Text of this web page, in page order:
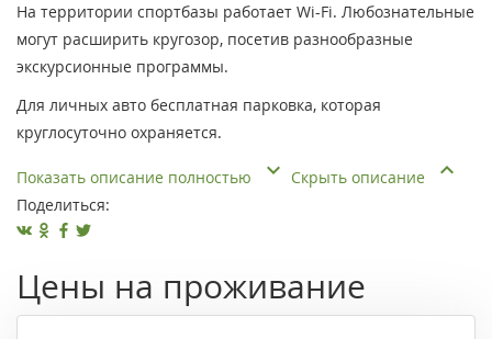
На территории спортбазы работает Wi-Fi. Любознательные
могут расширить кругозор, посетив разнообразные
экскурсионные программы.
Для личных авто бесплатная парковка, которая
круглосуточно охраняется.
Показать описание полностью
Скрыть описание
Поделиться:
Цены на проживание